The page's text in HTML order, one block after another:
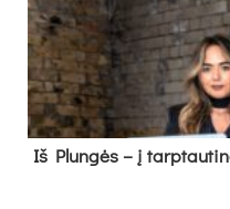
Iš Plungės – į